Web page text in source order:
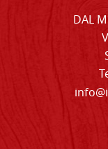
DAL